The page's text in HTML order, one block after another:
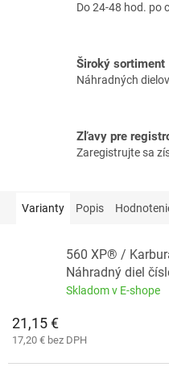
Do 24-48 hod. po
Široký sortiment
Náhradných
Zľavy pre
Zaregistrujte sa
Varianty Popis
560 XP® /
Náhradný diel
Skladom v E-shope
21,15 €
17,20 € bez DPH